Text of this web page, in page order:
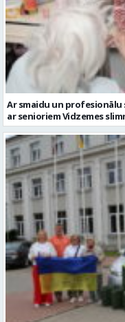
Ar smaidu un
ar senioriem Vidzemes